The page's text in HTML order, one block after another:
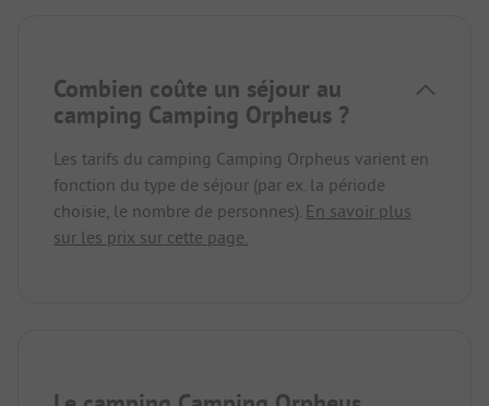
Combien coûte un séjour au
camping Camping Orpheus ?
Les tarifs du camping Camping Orpheus varient en
fonction du type de séjour (par ex. la période
choisie, le nombre de personnes). En savoir plus
sur les prix sur cette page.